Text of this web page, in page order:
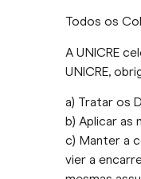
Todos os
A UNICRE
UNICRE,
a) Tratar os
b) Aplicar
c) Manter a
vier a